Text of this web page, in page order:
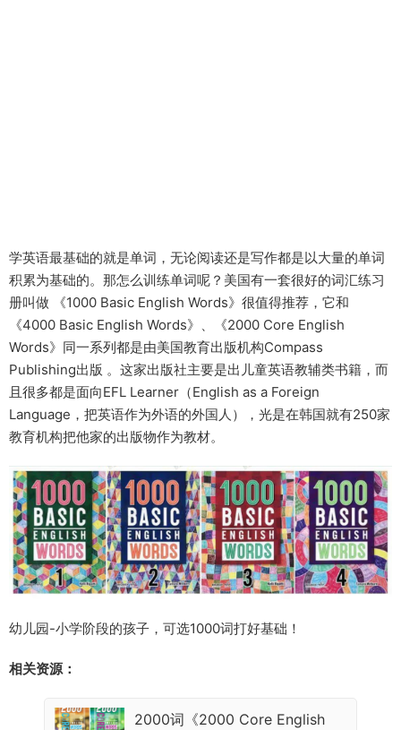
学英语最基础的就是单词，无论阅读还是写作都是以大量的单词
积累为基础的。那怎么训练单词呢？美国有一套很好的词汇练习
册叫做 《1000 Basic English Words》很值得推荐，它和
《4000 Basic English Words》、《2000 Core English
Words》同一系列都是由美国教育出版机构Compass
Publishing出版 。这家出版社主要是出儿童英语教辅类书籍，而
且很多都是面向EFL Learner（English as a Foreign
Language，把英语作为外语的外国人），光是在韩国就有250家
教育机构把他家的出版物作为教材。
幼儿园-小学阶段的孩子，可选1000词打好基础！
相关资源：
2000词《2000 Core English